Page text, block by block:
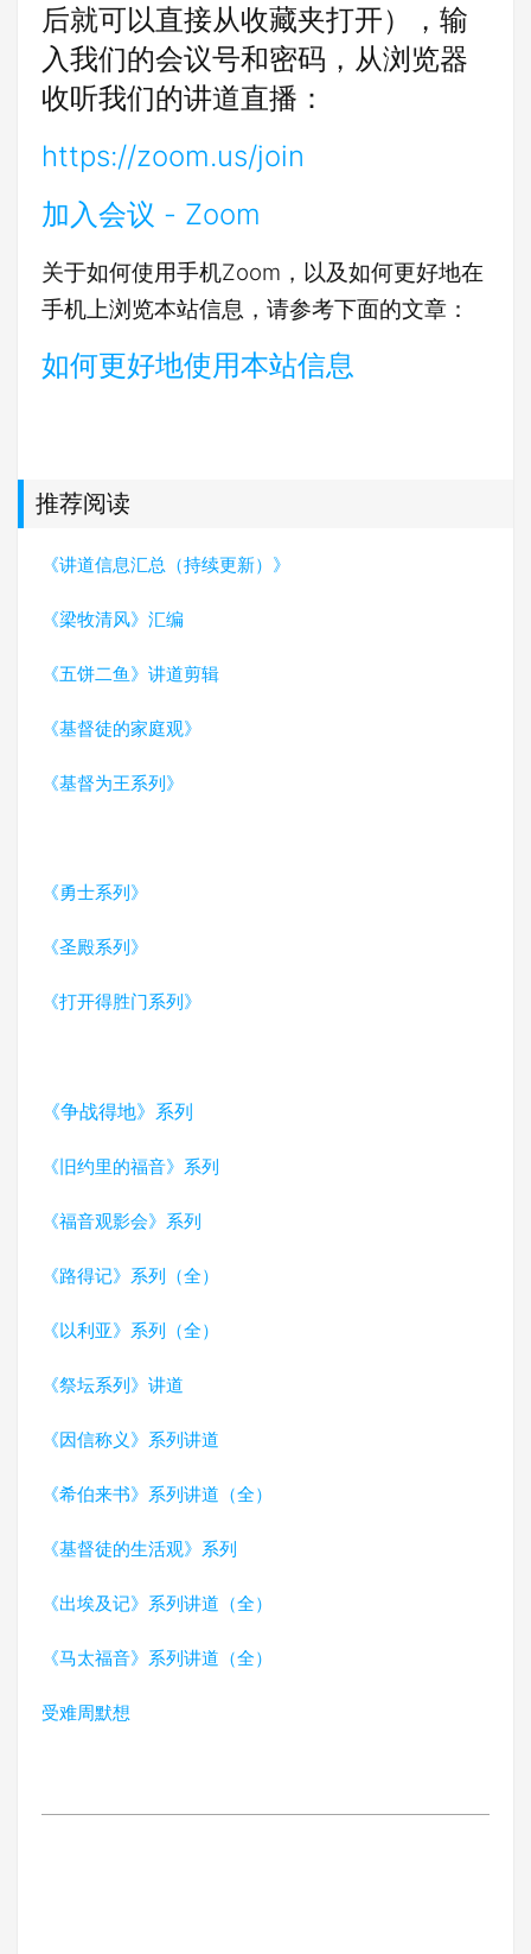
后就可以直接从收藏夹打开），输
入我们的会议号和密码，从浏览器
收听我们的讲道直播：
https://zoom.us/join
加入会议 - Zoom
关于如何使用手机Zoom，以及如何更好地在
手机上浏览本站信息，请参考下面的文章：
如何更好地使用本站信息
推荐阅读
《讲道信息汇总（持续更新）》
《梁牧清风》汇编
《五饼二鱼》讲道剪辑
《基督徒的家庭观》
《基督为王系列》
《勇士系列》
《圣殿系列》
《打开得胜门系列》
《争战得地》系列
《旧约里的福音》系列
《福音观影会》系列
《路得记》系列（全）
《以利亚》系列（全）
《祭坛系列》讲道
《因信称义》系列讲道
《希伯来书》系列讲道（全）
《基督徒的生活观》系列
《出埃及记》系列讲道（全）
《马太福音》系列讲道（全）
受难周默想